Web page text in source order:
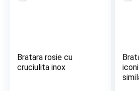
Bratara rosie cu
cruciulita inox